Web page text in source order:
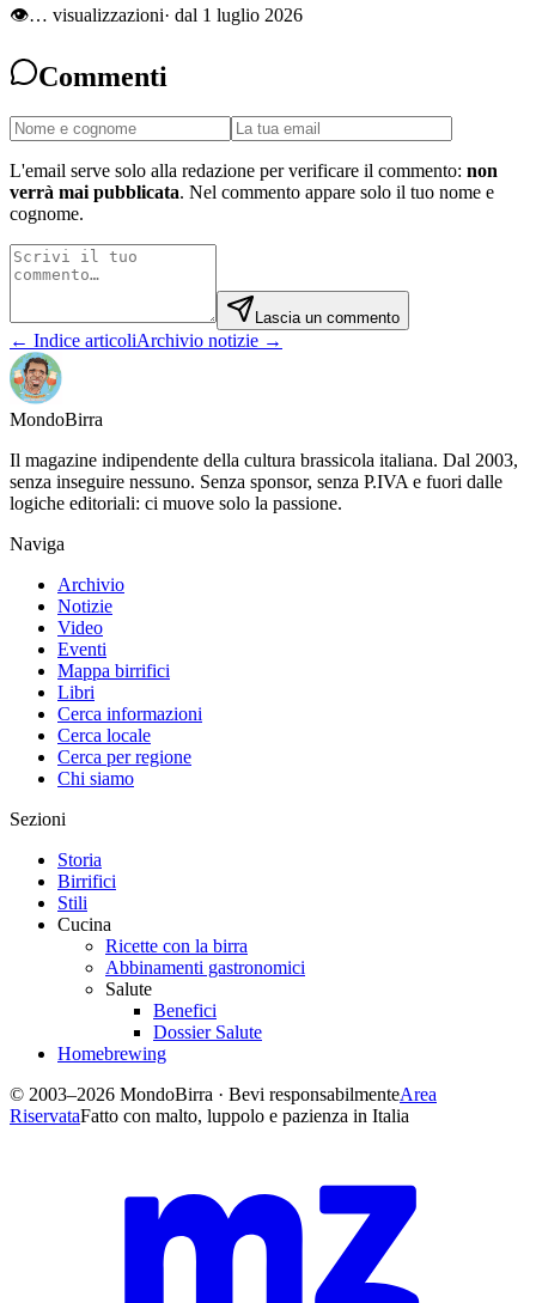
👁… visualizzazioni· dal 1 luglio 2026
Commenti
L'email serve solo alla redazione per verificare il commento: non
verrà mai pubblicata. Nel commento appare solo il tuo nome e
cognome.
Lascia un commento
← Indice articoliArchivio notizie →
MondoBirra
Il magazine indipendente della cultura brassicola italiana. Dal 2003,
senza inseguire nessuno. Senza sponsor, senza P.IVA e fuori dalle
logiche editoriali: ci muove solo la passione.
Naviga
Archivio
Notizie
Video
Eventi
Mappa birrifici
Libri
Cerca informazioni
Cerca locale
Cerca per regione
Chi siamo
Sezioni
Storia
Birrifici
Stili
Cucina
Ricette con la birra
Abbinamenti gastronomici
Salute
Benefici
Dossier Salute
Homebrewing
© 2003–2026 MondoBirra · Bevi responsabilmenteArea
RiservataFatto con malto, luppolo e pazienza in Italia